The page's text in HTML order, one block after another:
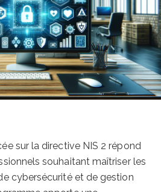
sur la directive NIS 2 répond
souhaitant maîtriser les
cybersécurité et de gestion